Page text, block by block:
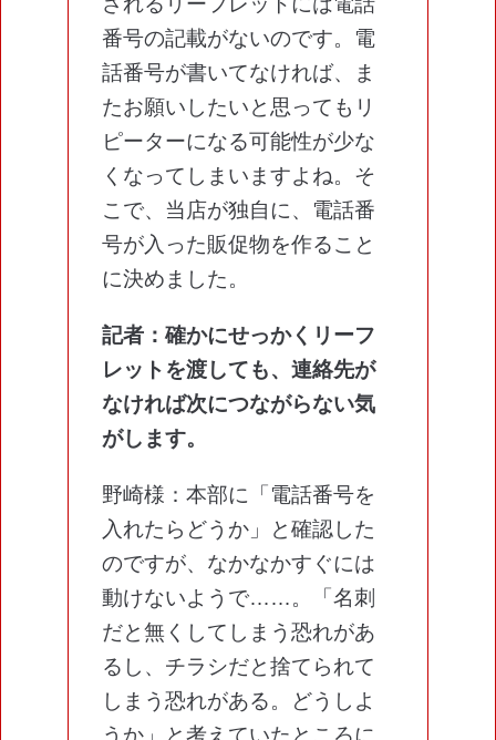
番号の記載がないのです。電
話番号が書いてなければ、ま
たお願いしたいと思ってもリ
ピーターになる可能性が少な
くなってしまいますよね。そ
こで、当店が独自に、電話番
号が入った販促物を作ること
に決めました。
記者：確かにせっかくリーフ
レットを渡しても、連絡先が
なければ次につながらない気
がします。
野崎様：本部に「電話番号を
入れたらどうか」と確認した
のですが、なかなかすぐには
動けないようで……。「名刺
だと無くしてしまう恐れがあ
るし、チラシだと捨てられて
しまう恐れがある。どうしよ
うか」と考えていたところに